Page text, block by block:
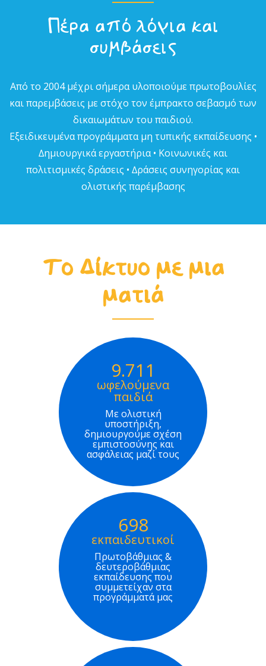
Πέρα από λόγια και
συµβάσεις
Από το 2004 µέχρι σήµερα υλοποιούµε πρωτοβουλίες
και παρεµβάσεις µε στόχο τον έµπρακτο σεβασµό των
δικαιωµάτων του παιδιού.
Εξειδικευµένα προγράµµατα µη τυπικής εκπαίδευσης •
∆ηµιουργικά εργαστήρια • Κοινωνικές και
πολιτισµικές δράσεις • ∆ράσεις συνηγορίας και
ολιστικής παρέµβασης
Το Δίκτυο με μια
ματιά
9.711
ωφελούμενα
παιδιά
Με ολιστική
υποστήριξη,
δημιουργούμε σχέση
εμπιστοσύνης και
ασφάλειας μαζί τους
698
εκπαιδευτικοί
Πρωτοβάθμιας &
δευτεροβάθμιας
εκπαίδευσης που
συμμετείχαν στα
προγράμματά μας